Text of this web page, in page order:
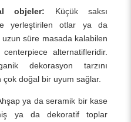
objeler: Küçük saksı
yerleştirilen otlar ya da
süre masada kalabilen
alternatifleridir.
dekorasyon tarzını
doğal bir uyum sağlar.
ya da seramik bir kase
ya da dekoratif toplar